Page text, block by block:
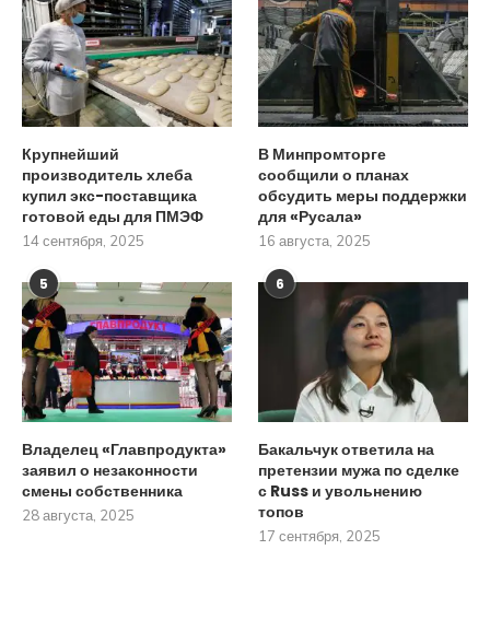
Крупнейший
производитель хлеба
купил экс-поставщика
готовой еды для ПМЭФ
14 сентября, 2025
В Минпромторге
сообщили о планах
обсудить меры поддержки
для «Русала»
16 августа, 2025
5
Владелец «Главпродукта»
заявил о незаконности
смены собственника
28 августа, 2025
6
Бакальчук ответила на
претензии мужа по сделке
с Russ и увольнению
топов
17 сентября, 2025